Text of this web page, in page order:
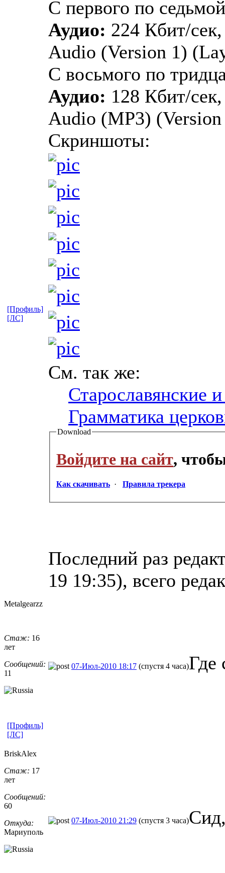
С первого по
Аудио: 224 Кбит/
Audio (Version 1)
С восьмого по
Аудио: 128 Кбит/
Audio (MP3)
Скриншоты:
См. так же:
Старославянские
Грамматика
Download
Войдите на сайт,
Как скачивать · Правила трекера
Последний раз
19 19:35), всего
[Профиль]
[ЛС]
Metalgearzz
Стаж: 16
лет
Сообщений:
11
07-Июл-2010 18:17 (спустя 4 часа)Где
[Профиль]
[ЛС]
BriskAlex
Стаж: 17
лет
Сообщений:
60
Откуда:
Мариуполь
07-Июл-2010 21:29 (спустя 3 часа)